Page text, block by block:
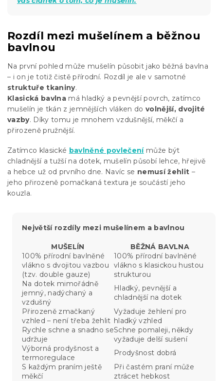
Rozdíl mezi mušelínem a běžnou
bavlnou
Na první pohled může mušelín působit jako běžná bavlna
– i on je totiž čistě přírodní. Rozdíl je ale v samotné
struktuře tkaniny.
Klasická bavlna má hladký a pevnější povrch, zatímco
mušelín je tkán z jemnějších vláken do volnější, dvojité
vazby. Díky tomu je mnohem vzdušnější, měkčí a
přirozeně pružnější.
Zatímco klasické bavlněné povlečenímůže být
chladnější a tužší na dotek, mušelín působí lehce, hřejivě
a hebce už od prvního dne. Navíc se nemusí žehlit –
jeho přirozeně pomačkaná textura je součástí jeho
kouzla.
Největší rozdíly mezi mušelínem a bavlnou
MUŠELÍN
BĚŽNÁ BAVLNA
100% přírodní bavlněné
vlákno s dvojitou vazbou
(tzv. double gauze)
100% přírodní bavlněné
vlákno s klasickou hustou
strukturou
Na dotek mimořádně
jemný, nadýchaný a
vzdušný
Hladký, pevnější a
chladnější na dotek
Přirozeně zmačkaný
vzhled – není třeba žehlit
Vyžaduje žehlení pro
hladký vzhled
Rychle schne a snadno se
udržuje
Schne pomaleji, někdy
vyžaduje delší sušení
Výborná prodyšnost a
termoregulace
Prodyšnost dobrá
S každým praním ještě
měkčí
Při častém praní může
ztrácet hebkost